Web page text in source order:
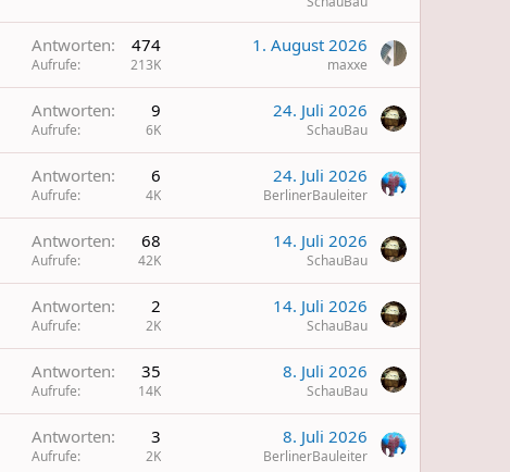
Antworten 474
Aufrufe 213K
1. August 2026
maxxe
Antworten 9
Aufrufe 6K
24. Juli 2026
SchauBau
Antworten 6
Aufrufe 4K
24. Juli 2026
BerlinerBauleiter
Antworten 68
Aufrufe 42K
14. Juli 2026
SchauBau
Antworten 2
Aufrufe 2K
14. Juli 2026
SchauBau
Antworten 35
Aufrufe 14K
8. Juli 2026
SchauBau
Antworten 3
Aufrufe 2K
8. Juli 2026
BerlinerBauleiter